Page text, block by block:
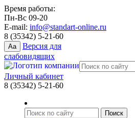
Время работы:
Пн-Вс 09-20
E-mail: info@standart-online.ru
8 (35342) 5-21-60
Aa
Версия для
слабовидящих
Личный кабинет
8 (35342) 5-21-60